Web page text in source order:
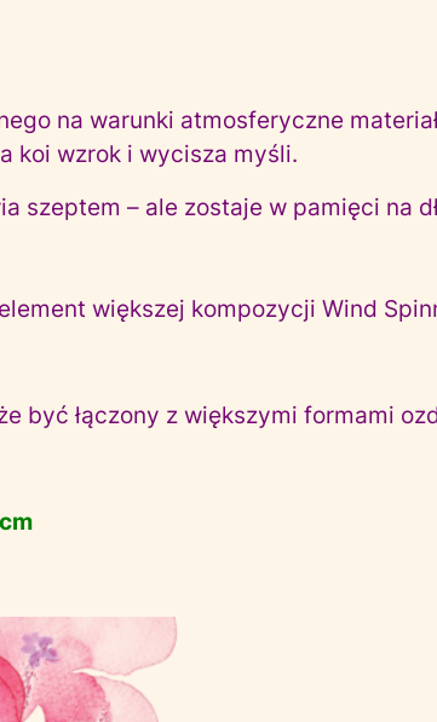
na warunki atmosferyczne
koi wzrok i wycisza myśli.
szeptem – ale zostaje w pamięci na
większej kompozycji Wind
być łączony z większymi formami